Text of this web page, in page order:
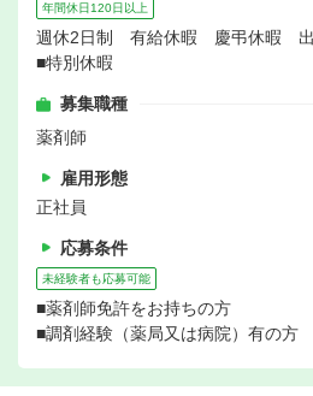
年間休日120日以上
週休2日制 有給休暇 慶弔休暇
■特別休暇
募集職種
薬剤師
雇用形態
正社員
応募条件
未経験者も応募可能
■薬剤師免許をお持ちの方
■調剤経験（薬局又は病院）有の方